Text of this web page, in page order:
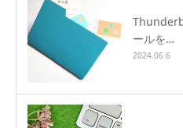
ールを…
2024.06.6